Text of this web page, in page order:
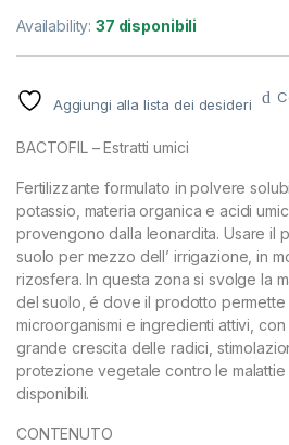
Availability:37 disponibili
Aggiungi alla lista dei desideri
BACTOFIL – Estratti umici
Fertilizzante formulato in polvere
potassio, materia organica e acidi
provengono dalla leonardita. Usare il
suolo per mezzo dell’ irrigazione, in
rizosfera. In questa zona si svolge la
del suolo, é dove il prodotto permette
microorganismi e ingredienti attivi, con
grande crescita delle radici,
protezione vegetale contro le malattie
disponibili.
CONTENUTO